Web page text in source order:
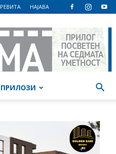
РЕВИТА НАЈАВА
ПРИЛОЗИ